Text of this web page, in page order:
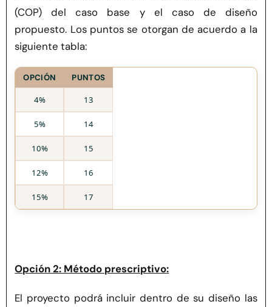
(COP) del caso base y el caso de diseño
propuesto. Los puntos se otorgan de acuerdo a la
siguiente tabla:
OPCIÓN PUNTOS
4% 13
5% 14
10% 15
12% 16
15% 17
Opción 2: Método prescriptivo:
El proyecto podrá incluir dentro de su diseño las